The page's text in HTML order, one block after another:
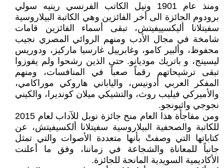
ومنذ عام 1901 ونيل الكاتب الفرنسي رينيه سولي
برودوم الجائزة الى أخر الفائزين وهي الكاتبة البيلاروسية
سفيتلانا أليكسييفيتش، تبقى أسماء الفائزين قامات
شامخة في مجال الأدب ومنهم الروائي المصري نجيب
محفوظ، وألبير كامو، وغابرييل غارسيا ماركيز، ودوريس
ليسينج، و باتريك موديانو. حتى الذين رشحوا ولم يفوزوا
تبقى ترشيحاتهم رقماً صعباً في المنافسات، ومنهم
المفكر العربي أدونيس، والياباني هاروكي موراكامي،
والأميركي فيليب روث، والتشيكي ميلان كونديرا، والكيني
نجوجي واثيونجو.
ومن مفاجأة هذا العام منح جائزة نوبل للآداب لعام 2015
للكاتبة والصحفية البيلاروسية سفيتلانا ألكسيفيتش، عن
كتاباتها التي وصفتْ بأنها متعددة الأصوات والتي تمثل
جانباً للمعاناة والشجاعة في زماننا، وفق ما أعلنت
الأكاديمية السويدية المانحة للجائزة.